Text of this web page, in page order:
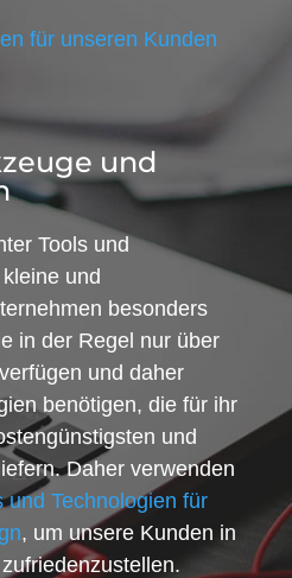
für unseren Kunden
und
Tools und
und
besonders
in der Regel nur über
und daher
benötigen, die für ihr
und
Daher verwenden
und Technologien für
, um unsere Kunden in